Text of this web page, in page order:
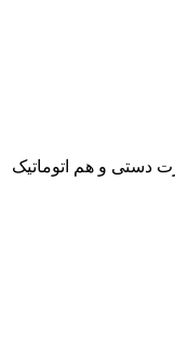
دستی و هم اتوماتیک